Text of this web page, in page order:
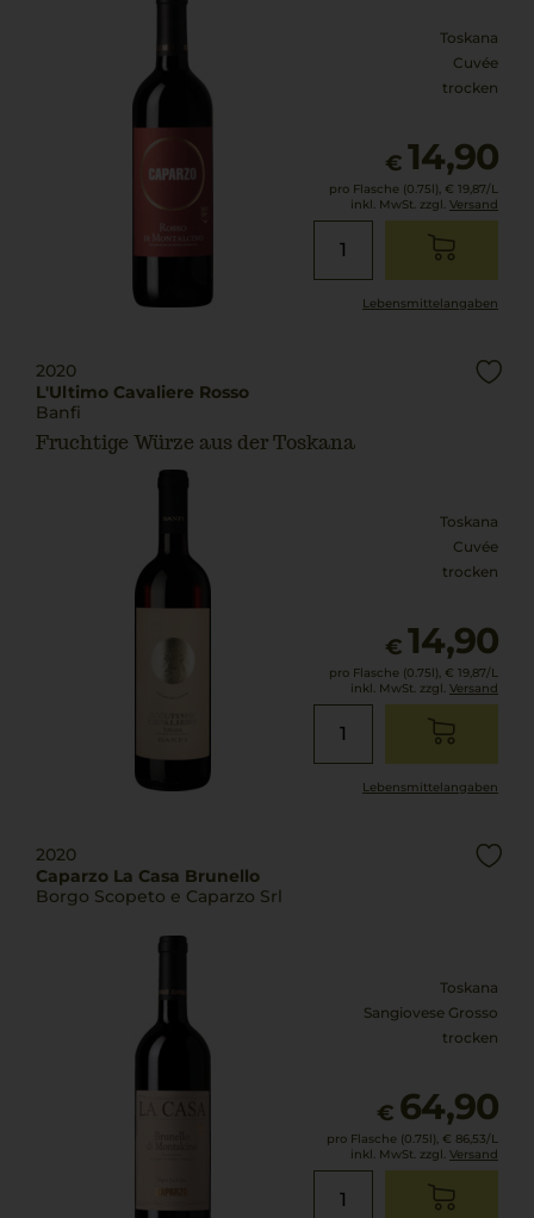
Toskana
Cuvée
trocken
€ 14,90
pro Flasche (0.75l), € 19,87/L
inkl. MwSt. zzgl. Versand
Lebensmittel­angaben
2020
L'Ultimo Cavaliere Rosso
Banfi
Fruchtige Würze aus der Toskana
Toskana
Cuvée
trocken
€ 14,90
pro Flasche (0.75l), € 19,87/L
inkl. MwSt. zzgl. Versand
Lebensmittel­angaben
2020
Caparzo La Casa Brunello
Borgo Scopeto e Caparzo Srl
Toskana
Sangiovese Grosso
trocken
€ 64,90
pro Flasche (0.75l), € 86,53/L
inkl. MwSt. zzgl. Versand